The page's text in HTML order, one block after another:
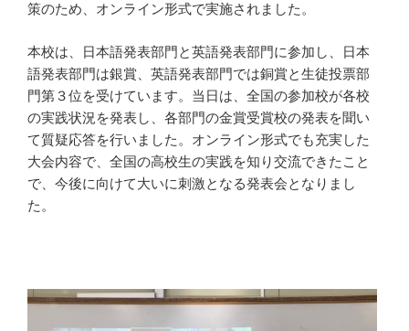
策のため、オンライン形式で実施されました。
本校は、日本語発表部門と英語発表部門に参加し、日本
語発表部門は銀賞、英語発表部門では銅賞と生徒投票部
門第３位を受けています。当日は、全国の参加校が各校
の実践状況を発表し、各部門の金賞受賞校の発表を聞い
て質疑応答を行いました。オンライン形式でも充実した
大会内容で、全国の高校生の実践を知り交流できたこと
で、今後に向けて大いに刺激となる発表会となりまし
た。